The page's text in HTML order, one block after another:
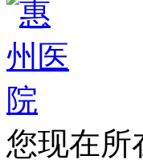
您现在所